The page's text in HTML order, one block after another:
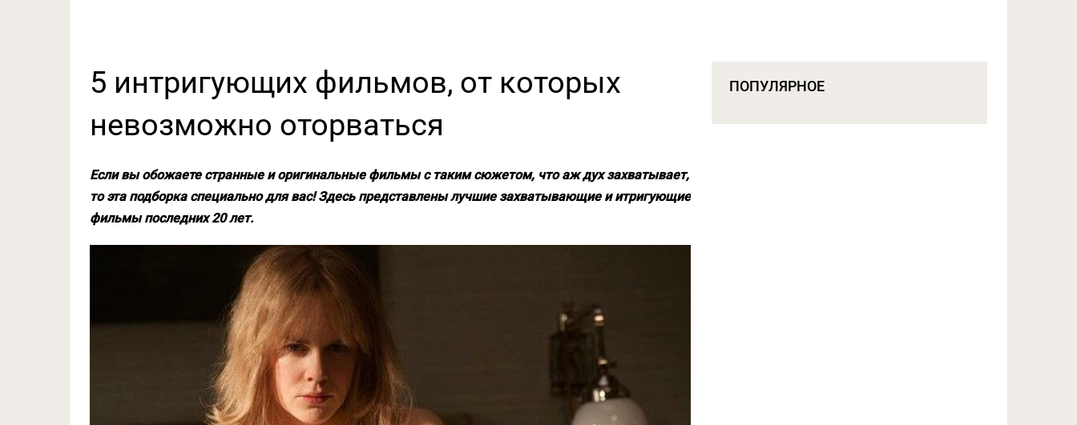
5 интригующих фильмов, от которых
невозможно оторваться
Если вы обожаете странные и оригинальные фильмы с таким сюжетом, что аж дух захватывает,
то эта подборка специально для вас! Здесь представлены лучшие захватывающие и итригующие
фильмы последних 20 лет.
ПОПУЛЯРНОЕ